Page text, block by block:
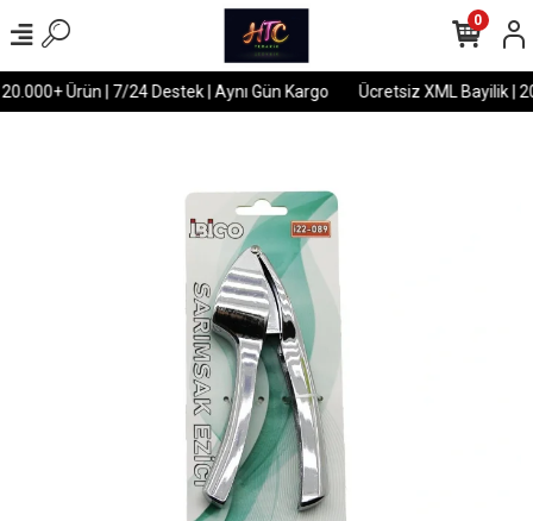
Ürün | 7/24 Destek | Aynı Gün Kargo Ücretsiz XML Bayilik |
0